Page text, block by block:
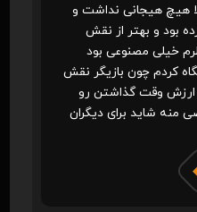
هیچ هیجانی نداشت و
بود و بهتر از نقش
خیلی مصنوعی بود
کردم چون بازیگر نقش
ارزش وقت گذاشتن رو
منه شاید برای دیگران